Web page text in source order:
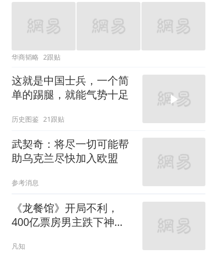
华商韬略 2跟贴
这就是中国士兵，一个简
单的踢腿，就能气势十足
历史图鉴 21跟贴
武契奇：将尽一切可能帮
助乌克兰尽快加入欧盟
参考消息
《龙餐馆》开局不利，
400亿票房男主跌下神
凡知